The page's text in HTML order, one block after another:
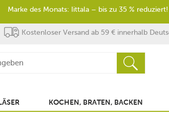
Kostenloser Versand ab 59 € innerhalb
KOCHEN, BRATEN, BACKEN
Marke des Monats: Iittala – bis zu 35 % reduziert!